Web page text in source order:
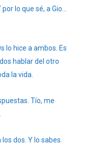
lo que sé, a Gio…
lo hice a ambos. Es
hablar del otro
la vida.
Tío, me
dos. Y lo sabes.